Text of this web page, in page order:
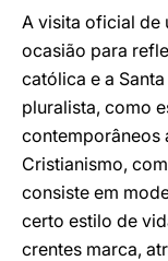
A visita oficial de
ocasião para
católica e a
pluralista, como
contemporâneos
Cristianismo,
consiste em
certo estilo de
crentes marca,